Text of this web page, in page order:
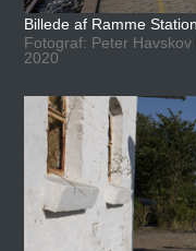
Billede af Ramme
Fotograf: Peter
2020